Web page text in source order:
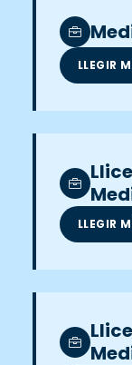
LLEGIR
LLEGIR